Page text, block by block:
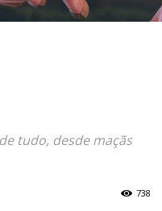
tudo, desde maçãs
738